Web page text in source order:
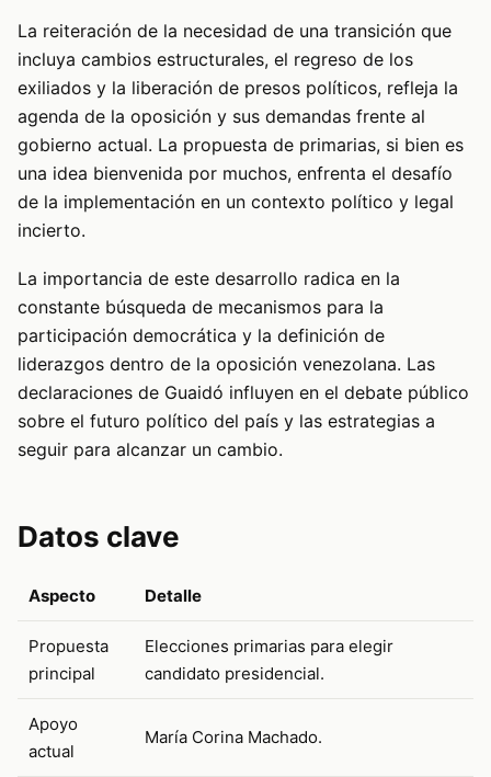
La reiteración de la necesidad de una transición que
incluya cambios estructurales, el regreso de los
exiliados y la liberación de presos políticos, refleja la
agenda de la oposición y sus demandas frente al
gobierno actual. La propuesta de primarias, si bien es
una idea bienvenida por muchos, enfrenta el desafío
de la implementación en un contexto político y legal
incierto.
La importancia de este desarrollo radica en la
constante búsqueda de mecanismos para la
participación democrática y la definición de
liderazgos dentro de la oposición venezolana. Las
declaraciones de Guaidó influyen en el debate público
sobre el futuro político del país y las estrategias a
seguir para alcanzar un cambio.
Datos clave
Aspecto Detalle
Propuesta
principal
Elecciones primarias para elegir
candidato presidencial.
Apoyo
actual
María Corina Machado.